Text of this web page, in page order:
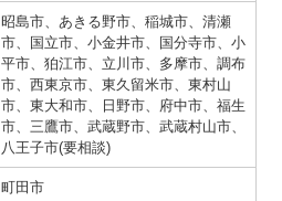
昭島市、あきる野市、稲城市、清瀬
市、国立市、小金井市、国分寺市、小
平市、狛江市、立川市、多摩市、調布
市、西東京市、東久留米市、東村山
市、東大和市、日野市、府中市、福生
市、三鷹市、武蔵野市、武蔵村山市、
八王子市(要相談)
町田市